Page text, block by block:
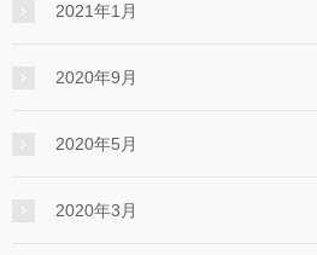
2021年1月
2020年9月
2020年5月
2020年3月